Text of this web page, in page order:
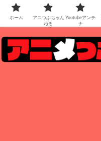
ホーム
アニつぶちゃん
ねる
Youtubeアンテ
ナ